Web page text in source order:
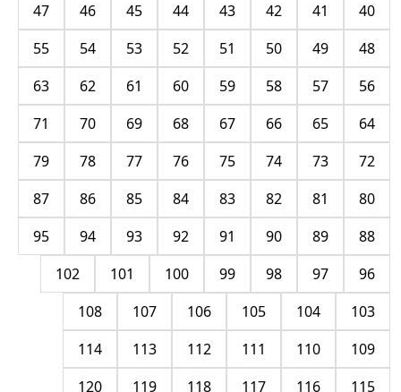
40
41
42
43
44
45
46
47
48
49
50
51
52
53
54
55
56
57
58
59
60
61
62
63
64
65
66
67
68
69
70
71
72
73
74
75
76
77
78
79
80
81
82
83
84
85
86
87
88
89
90
91
92
93
94
95
96
97
98
99
100
101
102
103
104
105
106
107
108
109
110
111
112
113
114
115
116
117
118
119
120